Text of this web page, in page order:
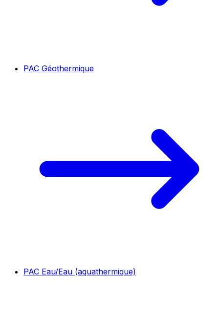
PAC Géothermique
PAC Eau/Eau (aquathermique)